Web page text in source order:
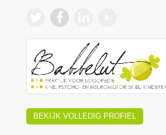
BEKIJK VOLLEDIG PROFIEL